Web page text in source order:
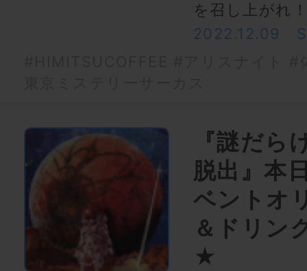
を召し上がれ
2022.12.09
『謎だら
脱出』本
ベントオ
＆ドリン
★